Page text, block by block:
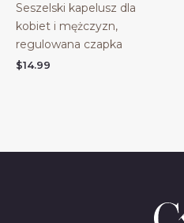
Seszelski kapelusz dla
kobiet i mężczyzn,
regulowana czapka
$14.99